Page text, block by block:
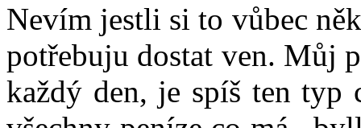
Nevím jestli si to vůbec
potřebuju dostat ven. Můj
každý den, je spíš ten typ